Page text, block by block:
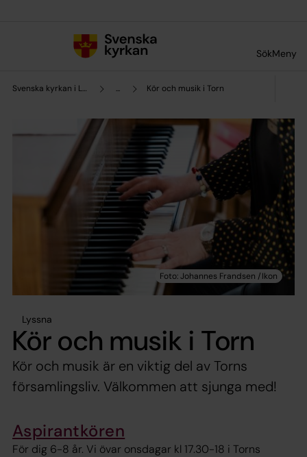
SökMeny
Svenska kyrkan i Lund ... Kör och musik i Torn
Lyssna
Kör och musik i Torn
Kör och musik är en viktig del av Torns
församlingsliv. Välkommen att sjunga med!
Aspirantkören
För dig 6-8 år. Vi övar onsdagar kl 17.30-18 i Torns